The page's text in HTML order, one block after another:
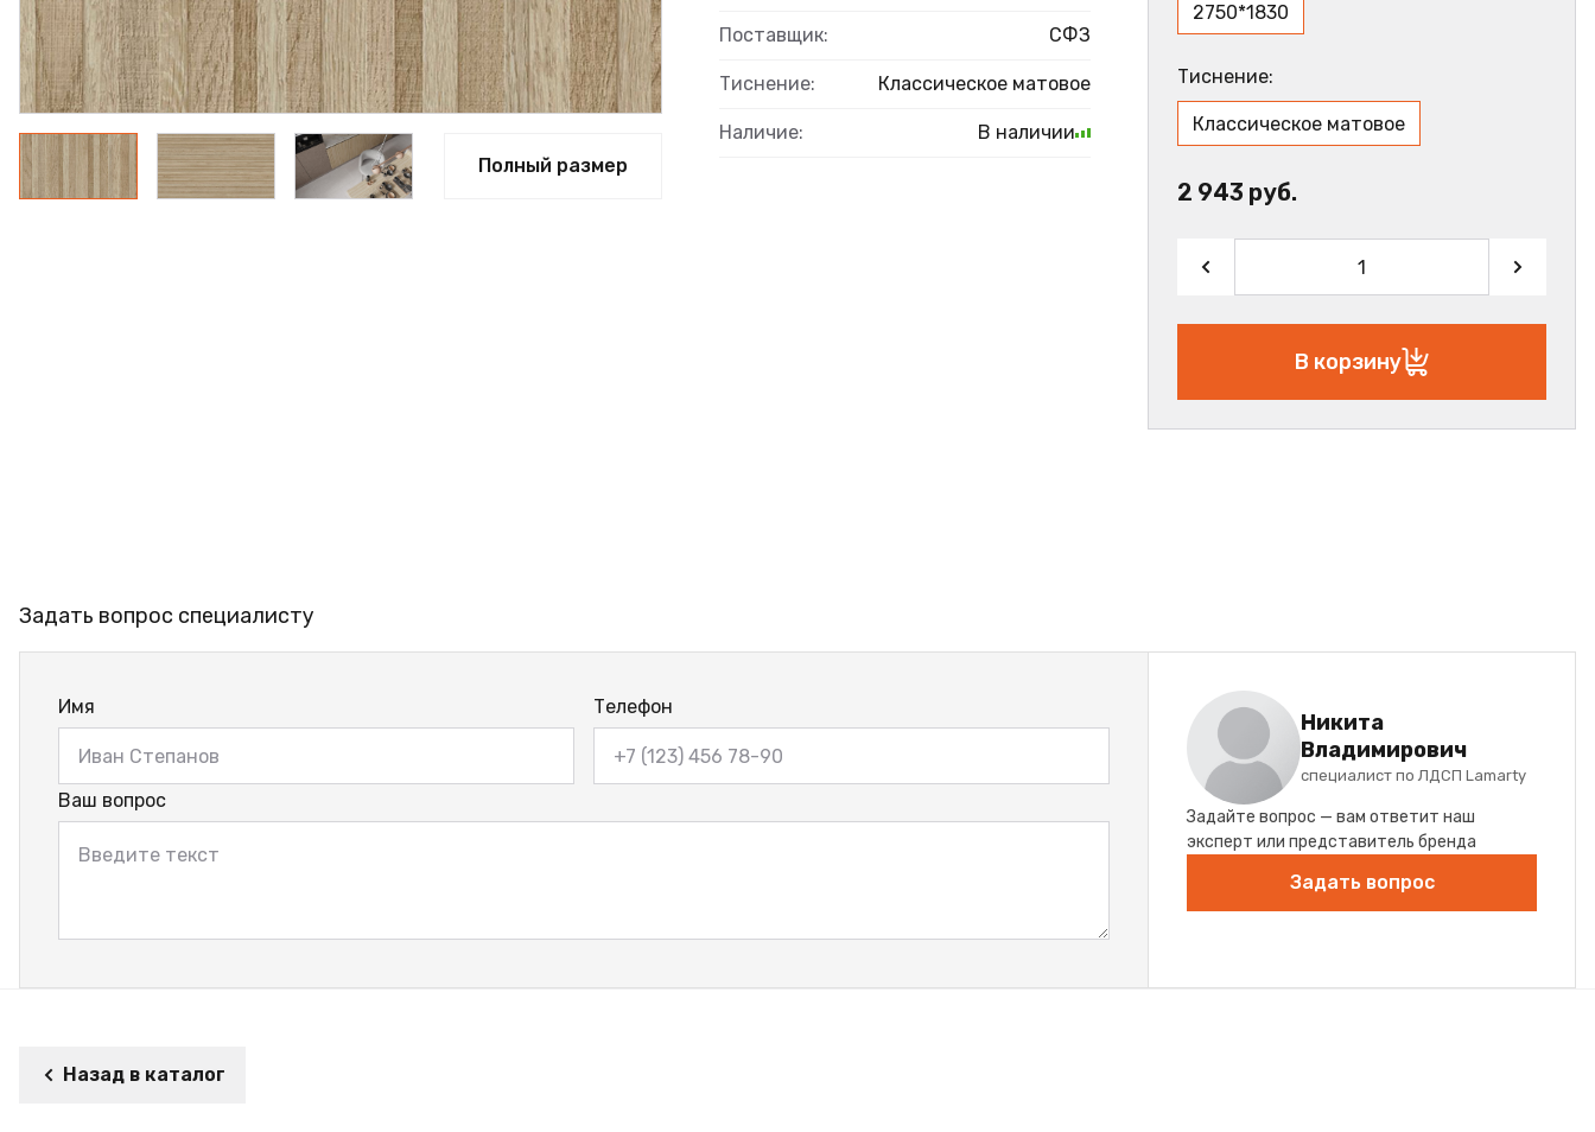
ФУРНИТУРА
ПРОФИЛЬ АЛЮМИНИЕВЫЙ
КЛЕЙ
РАСПРОДАЖА
Полный размер
Поставщик: СФЗ
Тиснение: Классическое матовое
Наличие: В наличии
2750*1830
Тиснение:
Классическое матовое
2 943 руб.
В корзину
Задать вопрос специалисту
Имя Телефон
Ваш вопрос
Никита
Владимирович
специалист по ЛДСП Lamarty
Задайте вопрос — вам ответит наш
эксперт или представитель бренда
Задать вопрос
Назад в каталог